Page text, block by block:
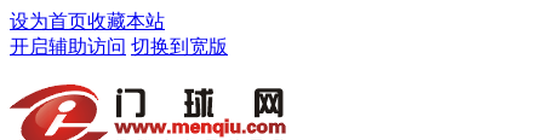
设为首页收藏本站
开启辅助访问 切换到宽版